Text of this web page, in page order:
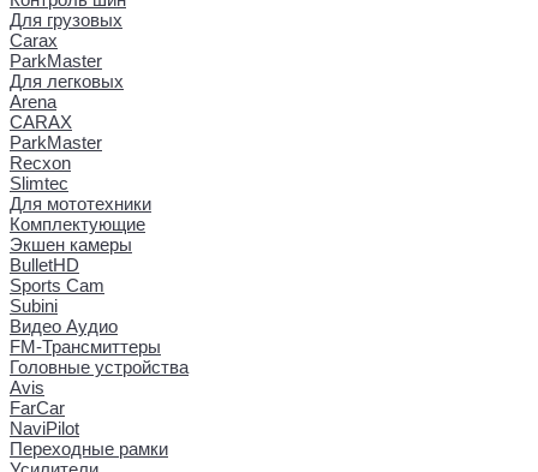
Для грузовых
Carax
ParkMaster
Для легковых
Arena
CARAX
ParkMaster
Recxon
Slimtec
Для мототехники
Комплектующие
Экшен камеры
BulletHD
Sports Cam
Subini
Видео Аудио
FM-Трансмиттеры
Головные устройства
Avis
FarCar
NaviPilot
Переходные рамки